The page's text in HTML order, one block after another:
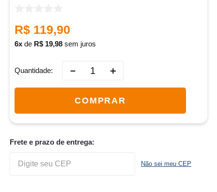
R$ 119,90
6 de R$ 19,98 sem juros
Quantidade ＋
－
COMPRAR
Frete e prazo de entrega:
Não sei meu CEP